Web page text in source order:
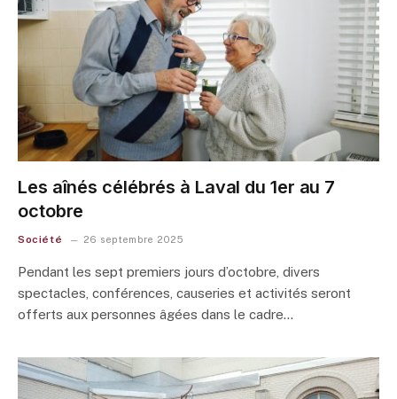
Les aînés célébrés à Laval du 1er au 7
octobre
Société 26 septembre 2025
Pendant les sept premiers jours d’octobre, divers
spectacles, conférences, causeries et activités seront
offerts aux personnes âgées dans le cadre…